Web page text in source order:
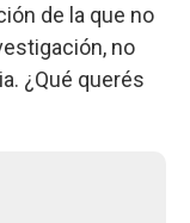
de la que no
no
¿Qué querés